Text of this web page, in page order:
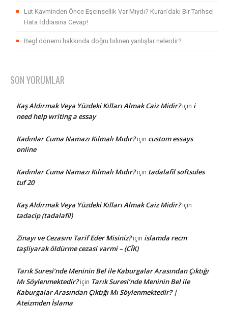
Lut Kavminden Önce Eşcinsellik Var Mıydı? Kuran’daki Bir Tarihsel
Hata İddiasına Cevap!
Regl dönemi hakkında doğru bilinen yanlışlar nelerdir?
SON YORUMLAR
Kaş Aldırmak Veya Yüzdeki Kılları Almak Caiz Midir?için i
need help writing a essay
Kadınlar Cuma Namazı Kılmalı Mıdır?için custom essays
online
Kadınlar Cuma Namazı Kılmalı Mıdır?için tadalafil softsules
tuf 20
Kaş Aldırmak Veya Yüzdeki Kılları Almak Caiz Midir?için
tadacip (tadalafil)
Zinayı ve Cezasını Tarif Eder Misiniz?için islamda recm
taşliyarak öldürme cezasi varmi – (CÎK)
Tarık Suresi’nde Meninin Bel ile Kaburgalar Arasından Çıktığı
Mı Söylenmektedir?için Tarık Suresi’nde Meninin Bel ile
Kaburgalar Arasından Çıktığı Mı Söylenmektedir? |
Ateizmden İslama